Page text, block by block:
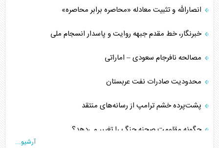
انصارالله و تثبیت معادله «محاصره برابر محاصره»
خبرنگار، خط مقدم جبهه روایت و پاسدار انسجام ملی
مصالحه نافرجام سعودی – اماراتی
محدودیت صادرات نفت عربستان
پشت‌پرده خشم ترامپ از رسانه‌های منتقد
چگونه مقاومت صحنه جنگ را تغییر می‌دهد؟
آرشیو...